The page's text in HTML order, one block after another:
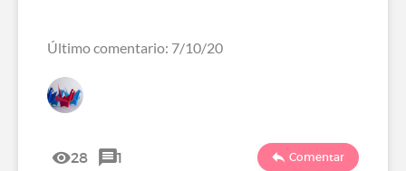
Último comentario: 7/10/20
28 1 Comentar